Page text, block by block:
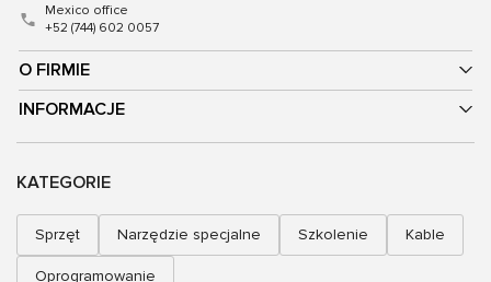
O FIRMIE
INFORMACJE
Mexico office
+52 (744) 602 0057
KATEGORIE
Sprzęt Narzędzie specjalne Szkolenie Kable
Oprogramowanie